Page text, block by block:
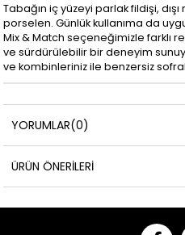
Tabağın iç yüzeyi parlak fildişi, dışı
porselen. Günlük kullanıma da
Mix & Match seçeneğimizle farklı
ve sürdürülebilir bir deneyim
ve kombinleriniz ile benzersiz
YORUMLAR(0)
ÜRÜN ÖNERILERI